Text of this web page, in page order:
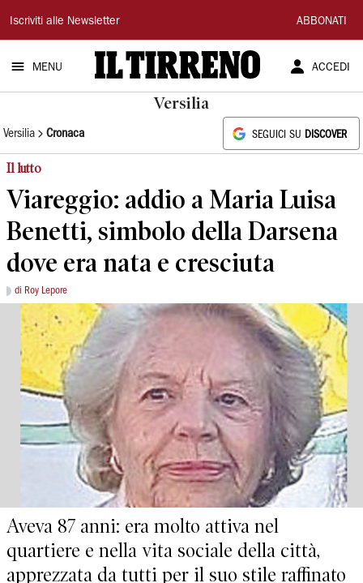
Il
Tirreno
Iscriviti alle Newsletter ABBONATI
MENU ACCEDI
Versilia
Versilia Cronaca SEGUICI SU DISCOVER
Il lutto
Viareggio: addio a Maria Luisa
Benetti, simbolo della Darsena
dove era nata e cresciuta
di Roy Lepore
Aveva 87 anni: era molto attiva nel
quartiere e nella vita sociale della città,
apprezzata da tutti per il suo stile raffinato